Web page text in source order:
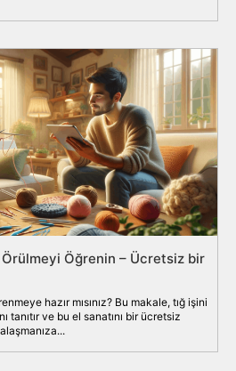
Örülmeyi Öğrenin – Ücretsiz bir
hazır mısınız? Bu makale, tığ işini
tanıtır ve bu el sanatını bir ücretsiz